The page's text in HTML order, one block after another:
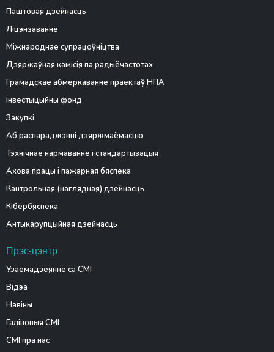
Паштовая дзейнасць
Ліцэнзаванне
Міжнароднае супрацоўніцтва
Дзяржаўная камісія па радыёчастотах
Грамадскае абмеркаванне праектаў НПА
Інвестыцыйны фонд
Закупкі
Аб распараджэнні дзяржмаёмасцю
Тэхнічнае нармаванне і стандартызацыя
Ахова працы і пажарная бяспека
Кантрольная (наглядная) дзейнасць
Кібербяспека
Антыкарупцыйная дзейнасць
Прэс-цэнтр
Узаемадзеянне са СМІ
Відэа
Навіны
Галіновыя СМІ
СМІ пра нас